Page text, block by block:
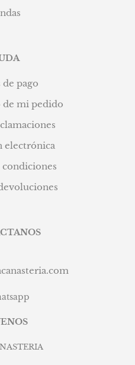
pago
de mi pedido
electrónica